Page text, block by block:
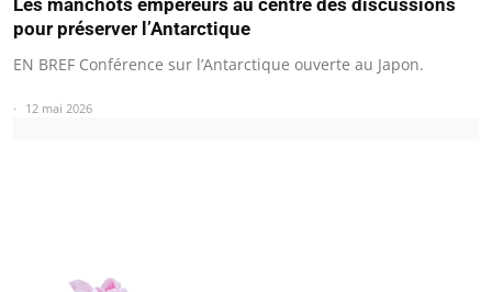
Les manchots empereurs au centre des discussions
pour préserver l’Antarctique
EN BREF Conférence sur l’Antarctique ouverte au Japon.
12 mai 2026